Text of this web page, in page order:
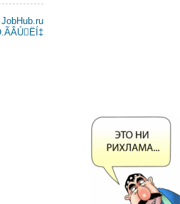
JobHub.ru